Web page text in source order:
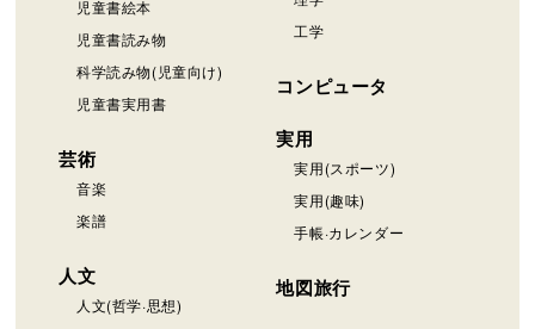
児童書絵本
児童書読み物
科学読み物(児童向け)
児童書実用書
芸術
音楽
楽譜
人文
人文(哲学·思想)
工学
コンピュータ
実用
実用(スポーツ)
実用(趣味)
手帳·カレンダー
地図旅行